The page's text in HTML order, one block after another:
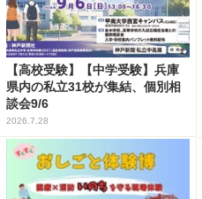
【高校受験】【中学受験】兵庫
県内の私立31校が集結、個別相
談会9/6
2026.7.28